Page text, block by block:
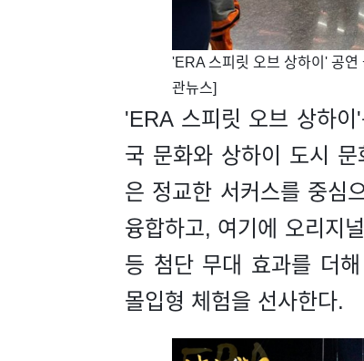
​​'ERA 스피릿 오브 상하이' 공연
관뉴스]
'ERA 스피릿 오브 상하
국 문화와 상하이 도시
은 정교한 서커스를 중심
융합하고, 여기에 오리지
등 첨단 무대 효과를 더
몰입형 체험을 선사한다.